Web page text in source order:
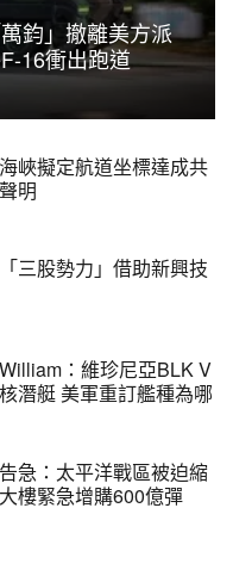
鈞」撤離美方派
16衝出跑道
峽擬定航道坐標達成共
明
三股勢力」借助新興技
William：維珍尼亞BLK V
潛艇 美軍重訂艦種為哪
急：太平洋戰區被迫縮
樓緊急增購600億彈